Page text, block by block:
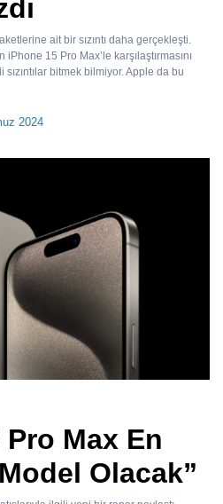
ait bir sızıntı daha gerçekleşti.
iPhone 15 Pro Max’le karşılaştırmasını
bitmek bilmiyor. Apple da bu
2024
Max En
Olacak”